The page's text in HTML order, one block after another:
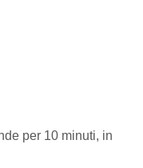
per 10 minuti, in